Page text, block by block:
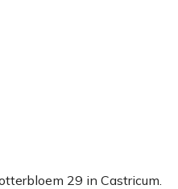
29 in Castricum.